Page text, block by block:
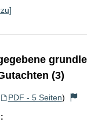
(3)
PDF - 5 Seiten)